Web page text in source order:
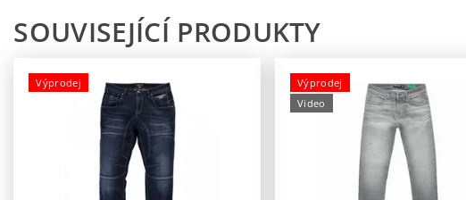
SOUVISEJÍCÍ PRODUKTY
Výprodej
Výprodej
Video